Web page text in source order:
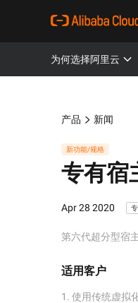
为何选择阿里云
产品 新闻
新功能/规格
专有宿
Apr 28 2020
第六代超分型宿
适用客户
1. 使用传统虚拟